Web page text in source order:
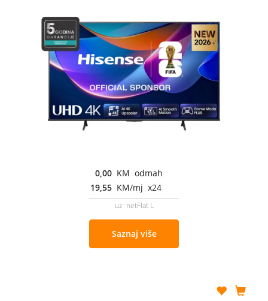
0,00 KM odmah
19,55 KM/mj x24
uz netFlat L
Saznaj više